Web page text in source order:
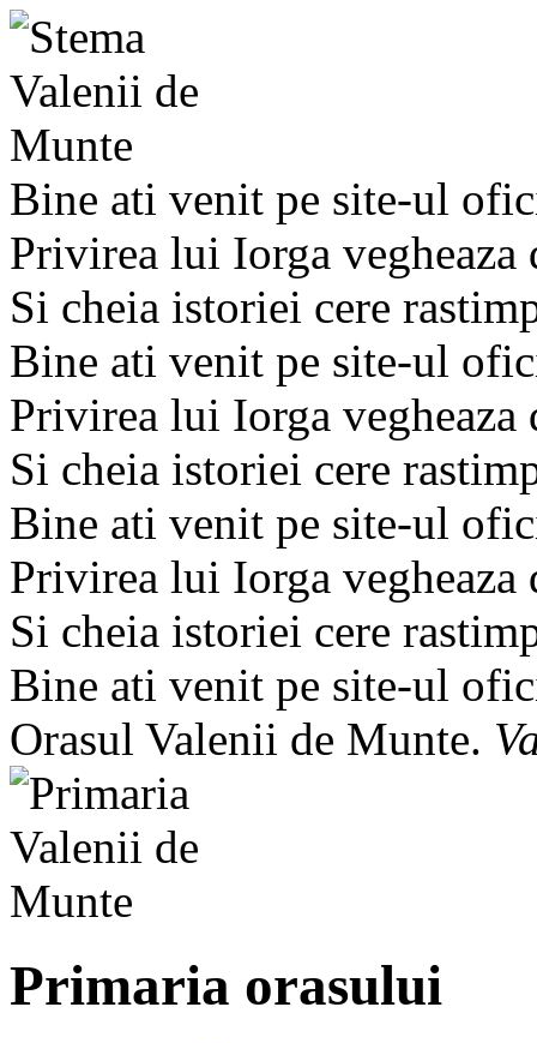
Bine ati venit pe site-ul
Privirea lui Iorga
Si cheia istoriei cere
Bine ati venit pe site-ul
Privirea lui Iorga
Si cheia istoriei cere
Bine ati venit pe site-ul
Privirea lui Iorga
Si cheia istoriei cere
Bine ati venit pe site-ul
Orasul Valenii de Munte.
Primaria orasului